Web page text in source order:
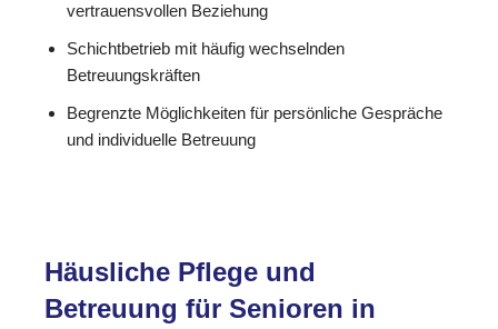
vertrauensvollen Beziehung
Schichtbetrieb mit häufig wechselnden
Betreuungskräften
Begrenzte Möglichkeiten für persönliche Gespräche
und individuelle Betreuung
Häusliche Pflege und
Betreuung für Senioren in